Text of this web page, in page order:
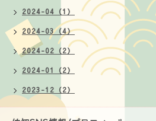
2024-04（1）
2024-03（4）
2024-02（2）
2024-01（2）
2023-12（2）